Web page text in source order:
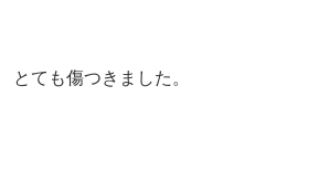
とても傷つきました。